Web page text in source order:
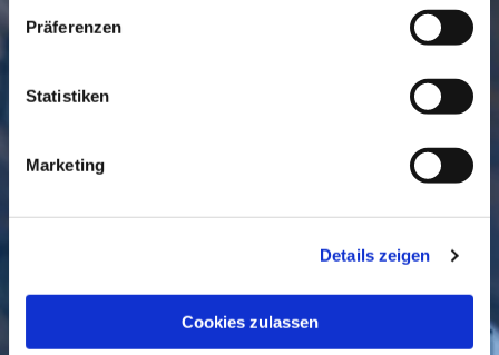
Präferenzen
Statistiken
Marketing
Details zeigen
Cookies zulassen
GEMEINDE BESUCHEN
KONTAKT